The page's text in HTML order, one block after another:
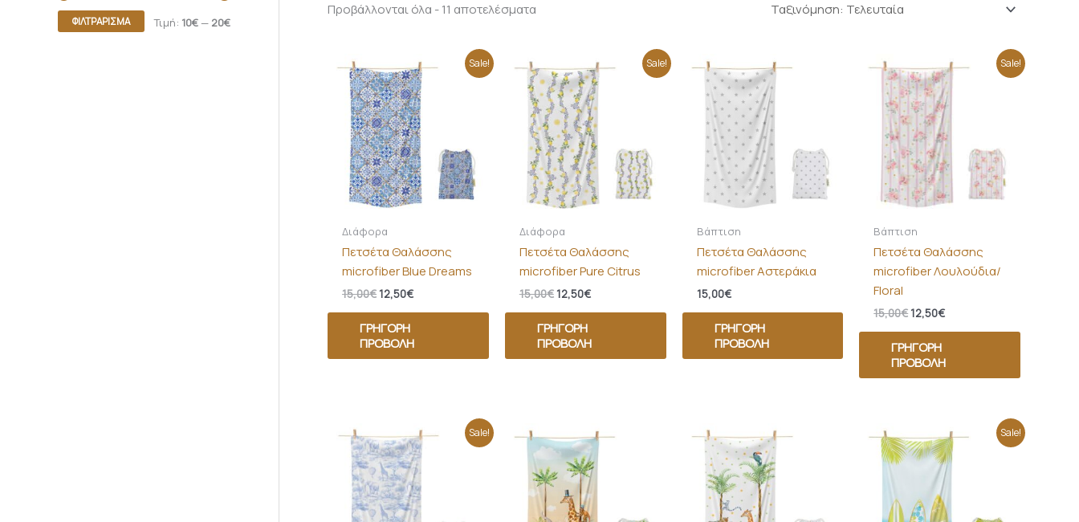
ΦΙΛΤΡΆΡΙΣΜΑ Τιμή: 10€— 20€
Προβάλλονται όλα - 11 αποτελέσματα
Sale!
Διάφορα
Πετσέτα Θαλάσσης
microfiber Blue Dreams
15,00€
price
was:
15,00€.
12,50€
Η
τρέχουσα
τιμή
είναι:
12,50€.
ΓΡΉΓΟΡΗ
ΠΡΟΒΟΛΉ
Sale!
Διάφορα
Πετσέτα Θαλάσσης
microfiber Pure Citrus
15,00€
price
was:
15,00€.
12,50€
Η
τρέχουσα
τιμή
είναι:
12,50€.
ΓΡΉΓΟΡΗ
ΠΡΟΒΟΛΉ
Βάπτιση
Πετσέτα Θαλάσσης
microfiber Αστεράκια
15,00€
ΓΡΉΓΟΡΗ
ΠΡΟΒΟΛΉ
Sale!
Βάπτιση
Πετσέτα Θαλάσσης
microfiber Λουλούδια/
Floral
15,00€
price
was:
15,00€.
12,50€
Η
τρέχουσα
τιμή
είναι:
12,50€.
ΓΡΉΓΟΡΗ
ΠΡΟΒΟΛΉ
Sale!
price
was:
15,00€.
Η
τρέχουσα
τιμή
είναι:
12,50€.
Sale!
price
was:
15,00€.
Η
τρέχουσα
τιμή
είναι:
12,50€.